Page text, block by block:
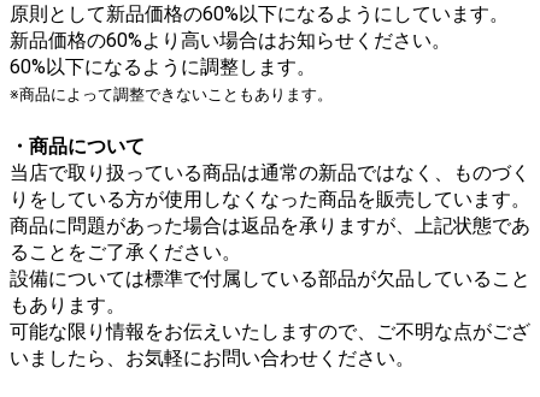
原則として新品価格の60%以下になるようにしています。
新品価格の60%より高い場合はお知らせください。
60%以下になるように調整します。
※商品によって調整できないこともあります。
・商品について
当店で取り扱っている商品は通常の新品ではなく、ものづく
りをしている方が使用しなくなった商品を販売しています。
商品に問題があった場合は返品を承りますが、上記状態であ
ることをご了承ください。
設備については標準で付属している部品が欠品していること
もあります。
可能な限り情報をお伝えいたしますので、ご不明な点がござ
いましたら、お気軽にお問い合わせください。